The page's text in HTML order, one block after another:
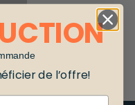
de l’offre!